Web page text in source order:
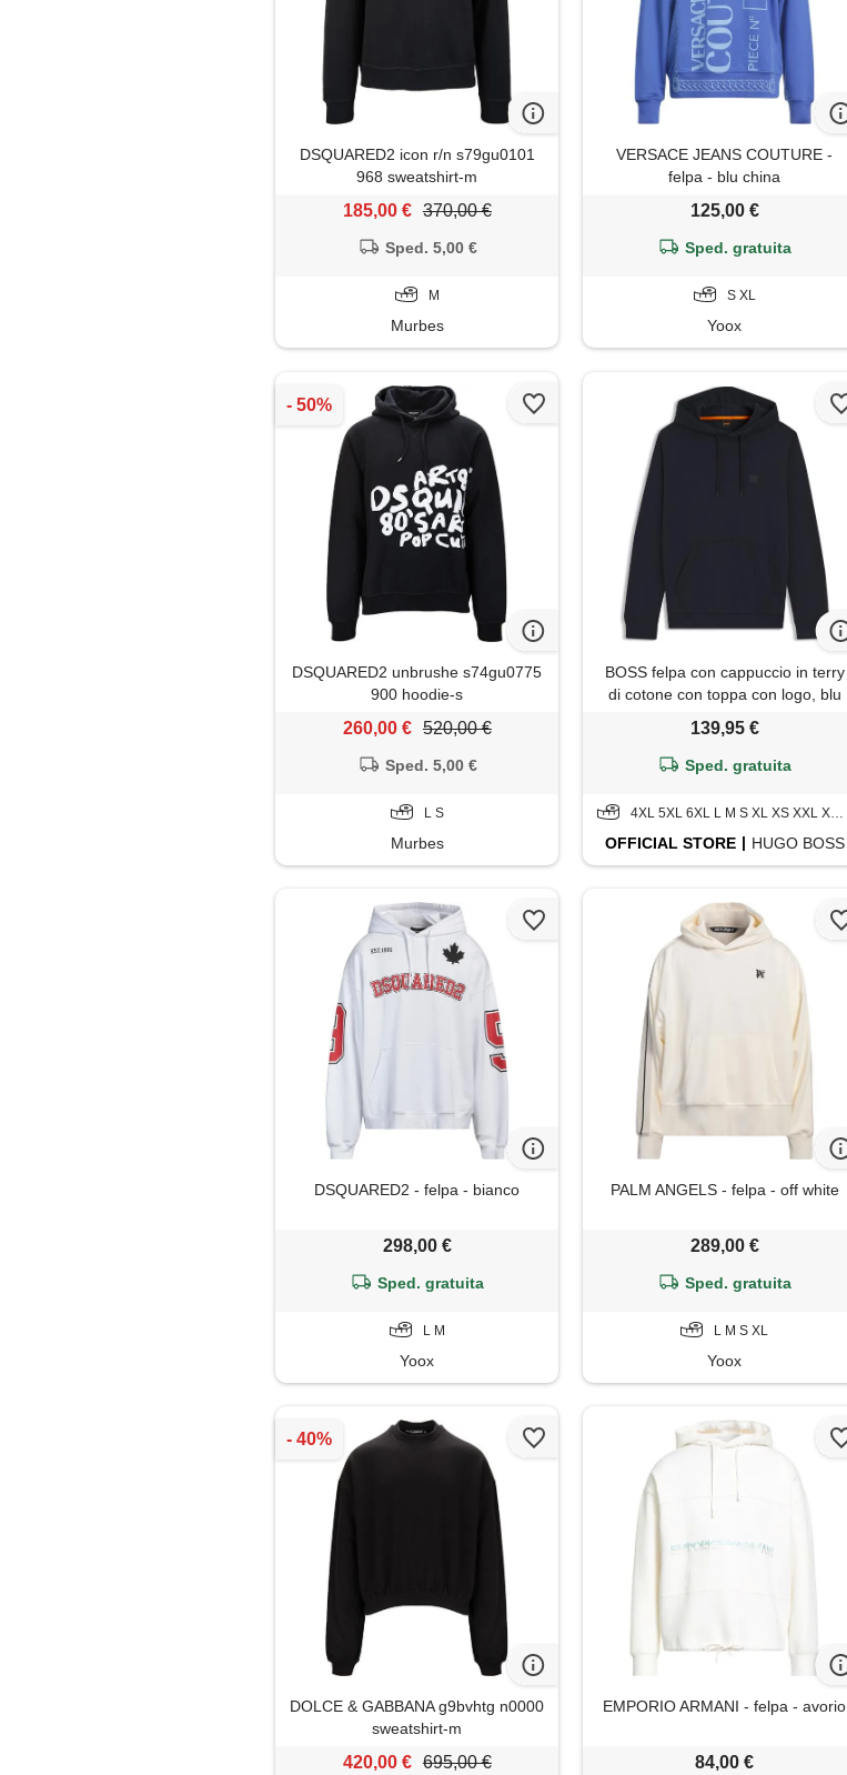
DSQUARED2 icon r/n s79gu0101
968 sweatshirt-m
185,00 € 370,00 €
Sped. 5,00 €
M
Murbes
VERSACE JEANS COUTURE -
felpa - blu china
125,00 €
Sped. gratuita
S XL
Yoox
DSQUARED2 unbrushe s74gu0775
900 hoodie-s
260,00 € 520,00 €
Sped. 5,00 €
L S
Murbes
BOSS felpa con cappuccio in terry
di cotone con toppa con logo, blu
139,95 €
Sped. gratuita
4XL 5XL 6XL L M S XL XS XXL XXXL
OFFICIAL STORE HUGO BOSS
DSQUARED2 - felpa - bianco
298,00 €
Sped. gratuita
L M
Yoox
PALM ANGELS - felpa - off white
289,00 €
Sped. gratuita
L M S XL
Yoox
DOLCE & GABBANA g9bvhtg n0000
sweatshirt-m
420,00 € 695,00 €
EMPORIO ARMANI - felpa - avorio
84,00 €